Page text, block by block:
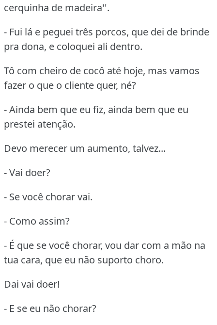
cerquinha de madeira''.
- Fui lá e peguei três porcos, que dei de brinde
pra dona, e coloquei ali dentro.
Tô com cheiro de cocô até hoje, mas vamos
fazer o que o cliente quer, né?
- Ainda bem que eu fiz, ainda bem que eu
prestei atenção.
Devo merecer um aumento, talvez...
- Vai doer?
- Se você chorar vai.
- Como assim?
- É que se você chorar, vou dar com a mão na
tua cara, que eu não suporto choro.
Dai vai doer!
- E se eu não chorar?